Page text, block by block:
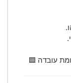
עובדה 🟦